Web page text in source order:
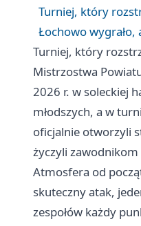
Turniej, który
Łochowo wygrało,
Turniej, który
Mistrzostwa
2026 r. w soleckiej
młodszych, a w
oficjalnie otworzyli
życzyli
Atmosfera od
skuteczny atak,
zespołów każdy